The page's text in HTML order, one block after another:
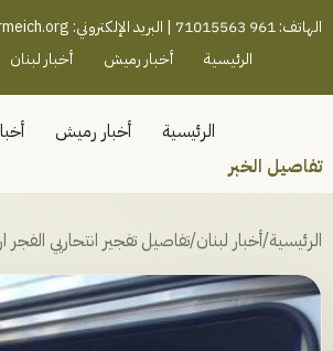
الهاتف: 961 71015563 | البريد الإلكتروني:
الرئيسية
أخبار رميش أخبار لبنان
الرئيسية أخبار رميش
تفاصيل الخبر
الرئيسية/أخبار لبنان/تفاصيل تفجير انتحاريي الفجر